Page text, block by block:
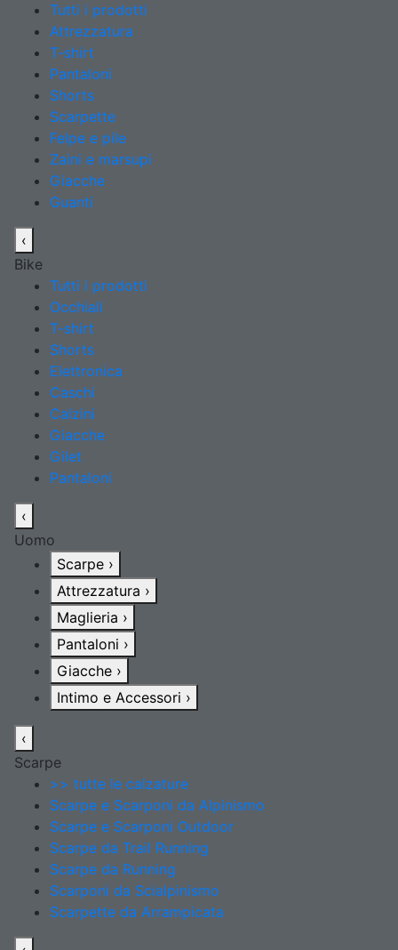
Tutti i prodotti
Attrezzatura
T-shirt
Pantaloni
Shorts
Scarpette
Felpe e pile
Zaini e marsupi
Giacche
Guanti
‹
Bike
Tutti i prodotti
Occhiali
T-shirt
Shorts
Elettronica
Caschi
Calzini
Giacche
Gilet
Pantaloni
‹
Uomo
Scarpe ›
Attrezzatura ›
Maglieria ›
Pantaloni ›
Giacche ›
Intimo e Accessori ›
‹
Scarpe
>> tutte le calzature
Scarpe e Scarponi da Alpinismo
Scarpe e Scarponi Outdoor
Scarpe da Trail Running
Scarpe da Running
Scarponi da Scialpinismo
Scarpette da Arrampicata